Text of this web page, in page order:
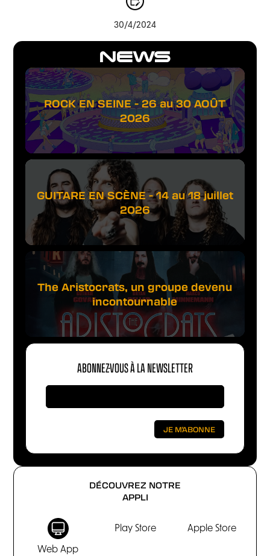
DÉCOUVREZ NOTRE
APPLI
Web App
Play Store Apple Store
NEWS
ROCK EN SEINE - 26 au 30 AOÛT
2026
GUITARE EN SCÈNE - 14 au 18 juillet
2026
The Aristocrats, un groupe devenu
incontournable
ABONNEZ-VOUS À LA NEWSLETTER
30/4/2024